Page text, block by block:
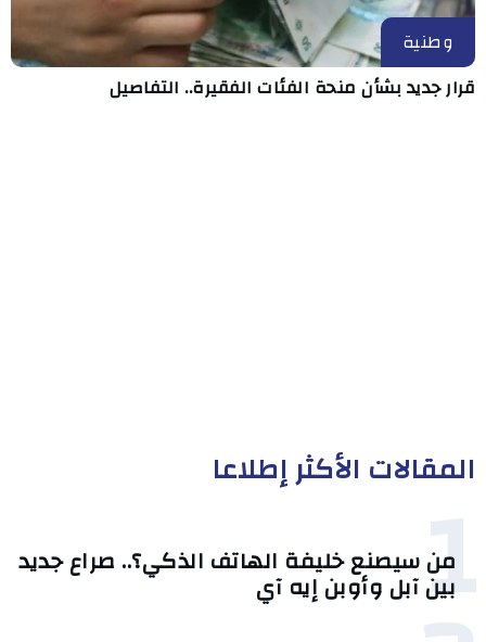
وطنية
قرار جديد بشأن منحة الفئات الفقيرة.. التفاصيل
المقالات الأكثر إطلاعا
1
من سيصنع خليفة الهاتف الذكي؟.. صراع جديد
بين آبل وأوبن إيه آي